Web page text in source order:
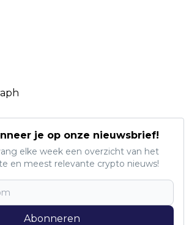
je op onze nieuwsbrief!
elke week een overzicht van het
en meest relevante crypto nieuws!
Abonneren